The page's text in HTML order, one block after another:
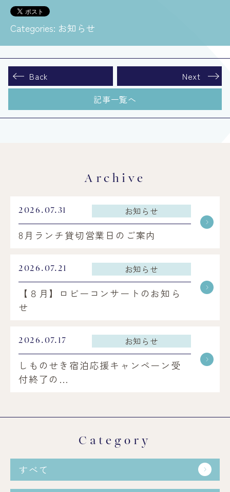
Categories: お知らせ
Back
Next
記事一覧へ
Archive
2026.07.31 お知らせ
8月ランチ貸切営業日のご案内
2026.07.21 お知らせ
【８月】ロビーコンサートのお知ら
せ
2026.07.17 お知らせ
しものせき宿泊応援キャンペーン受
付終了の…
Category
すべて